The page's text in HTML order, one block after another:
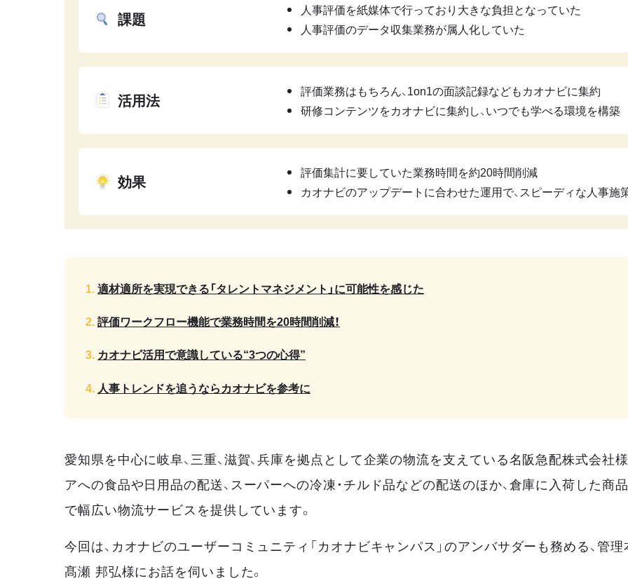
課題
人事評価を紙媒体で行っており大きな負担となっていた
人事評価のデータ収集業務が属人化していた
活用法
評価業務はもちろん、1on1の面談記録などもカオナビに集約
研修コンテンツをカオナビに集約し、いつでも学べる環境を構築
効果
評価集計に要していた業務時間を約20時間削減
カオナビのアップデートに合わせた運用で、スピーディな人事施
適材適所を実現できる「タレントマネジメント」に可能性を感じた
評価ワークフロー機能で業務時間を20時間削減！
カオナビ活用で意識している“3つの心得”
人事トレンドを追うならカオナビを参考に
愛知県を中心に岐阜、三重、滋賀、兵庫を拠点として企業の物流を支えている名阪急配株式会社
アへの食品や日用品の配送、スーパーへの冷凍・チルド品などの配送のほか、倉庫に入荷した商
で幅広い物流サービスを提供しています。
今回は、カオナビのユーザーコミュニティ「カオナビキャンパス」のアンバサダーも務める、
髙瀬 邦弘様にお話を伺いました。